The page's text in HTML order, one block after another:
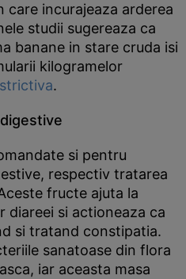
care incurajeaza arderea
studii sugereaza ca
banane in stare cruda isi
kilogramelor
.
si pentru
respectiv tratarea
fructe ajuta la
diareei si actioneaza ca
si tratand constipatia.
sanatoase din flora
iar aceasta masa